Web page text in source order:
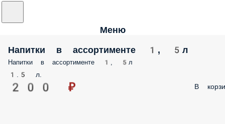
Меню
Напитки в ассортименте 1, 5л
Напитки в ассортименте 1, 5л
1.5 л.
200 ₽ В